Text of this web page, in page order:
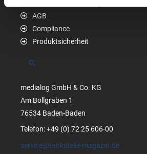
AGB
Compliance
Produktsicherheit
Suchen
medialog GmbH & Co. KG
Am Bollgraben 1
76534 Baden-Baden
Telefon: +49 (0) 72 25 606-00
service@tankstelle-magazin.de